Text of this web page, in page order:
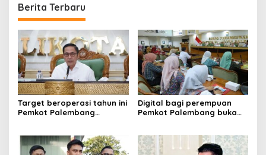
Berita Terbaru
Target beroperasi tahun ini
Pemkot Palembang
Digital bagi perempuan
Pemkot Palembang buka